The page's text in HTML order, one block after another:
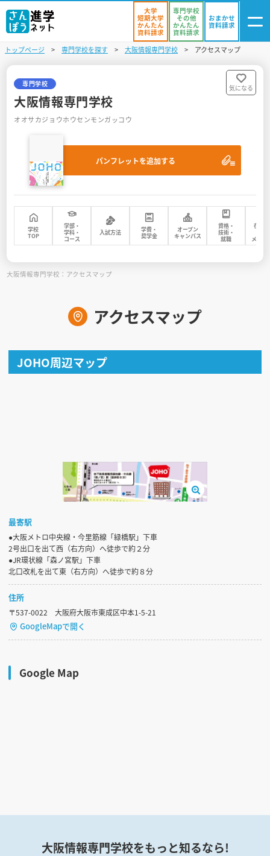
資料リスト
進学イベント
入試・受験入門
お役立ち情報
見学会WEB手引書
校内オンラインガイダンス
大学
短期大学
かんたん
資料請求
専門学校
その他
かんたん
資料請求
おまかせ
資料請求
トップページ 専門学校を探す 大阪情報専門学校 アクセスマップ
専門学校
大阪情報専門学校
オオサカジョウホウセンモンガッコウ
パンフレットを追加する
気になる
学校
TOP
学部・
学科・
コース
入試方法
学費・
奨学金
オープン
キャンパス
資格・
技術・
就職
在校
メッセ
大阪情報専門学校：アクセスマップ
アクセスマップ
JOHO周辺マップ
最寄駅
●大阪メトロ中央線・今里筋線「緑橋駅」下車
2号出口を出て西（右方向）へ徒歩で約２分
●JR環状線「森ノ宮駅」下車
北口改札を出て東（右方向）へ徒歩で約８分
住所
〒537-0022 大阪府大阪市東成区中本1-5-21
GoogleMapで開く
Google Map
大阪情報専門学校をもっと知るなら!